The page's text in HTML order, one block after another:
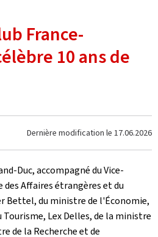
France-
10 ans de
Dernière modification le 17.06.2026
Duc, accompagné du Vice-
Affaires étrangères et du
Bettel, du ministre de l'Économie,
Tourisme, Lex Delles, de la ministre
de la Recherche et de